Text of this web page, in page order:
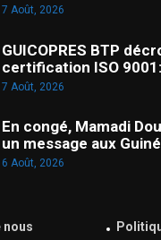
7 Août, 2026
GUICOPRES BTP
certification ISO
7 Août, 2026
En congé, Mamadi
un message aux
6 Août, 2026
nous